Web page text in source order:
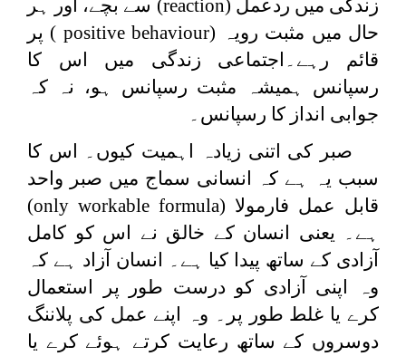
زندگی میں ردعمل (reaction) سے بچے، اور ہر
حال میں مثبت رویہ (positive behaviour ) پر
قائم رہے۔اجتماعی زندگی میں اس کا
رسپانس ہمیشہ مثبت رسپانس ہو، نہ کہ
جوابی انداز کا رسپانس۔
صبر کی اتنی زیادہ اہمیت کیوں۔ اس کا
سبب یہ ہے کہ انسانی سماج میں صبر واحد
قابل عمل فارمولا (only workable formula
)
ہے۔ یعنی انسان کے خالق نے اس کو کامل
آزادی کے ساتھ پیدا کیا ہے۔ انسان آزاد ہے کہ
وہ اپنی آزادی کو درست طور پر استعمال
کرے یا غلط طور پر۔ وہ اپنے عمل کی پلاننگ
دوسروں کے ساتھ رعایت کرتے ہوئے کرے یا